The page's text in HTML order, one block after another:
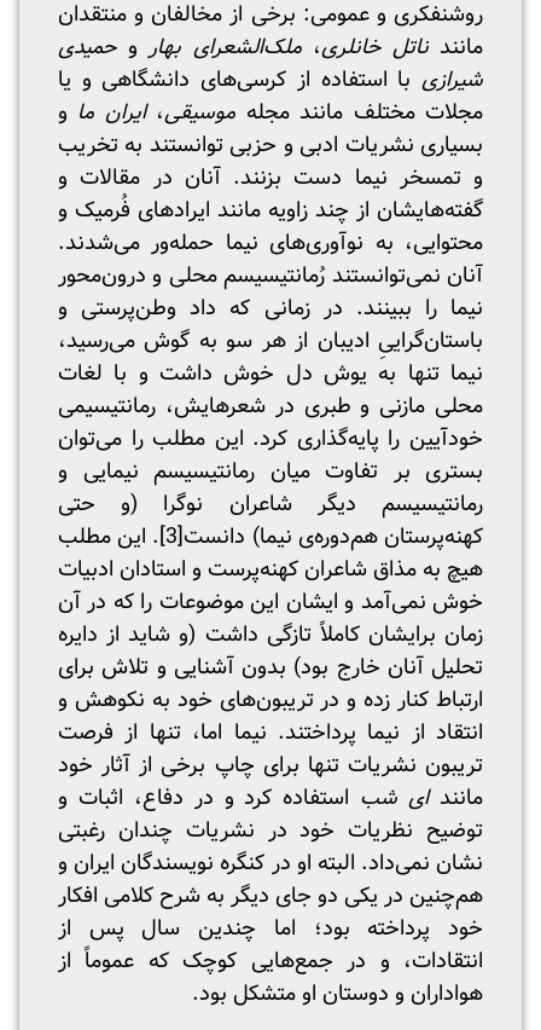
روشنفکری و عمومی: برخی از مخالفان و منتقدان
مانندناتل خانلری،ملک‌الشعرای بهاروحمیدی
شیرازی با استفاده از کرسی‌های دانشگاهی و یا
مجلات مختلف مانند مجله موسیقی، ایران ما و
بسیاری نشریات ادبی و حزبی توانستند به تخریب
و تمسخر نیما دست بزنند. آنان در مقالات و
گفته‌هایشان از چند زاویه مانند ایرادهای فُرمیک و
محتوایی، به نوآوری‌های نیما حمله‌ور می‌شدند.
آنان نمی‌توانستند رُمانتیسیسم محلی و درون‌محور
نیما را ببینند. در زمانی که داد وطن‌پرستی و
باستان‌گراییِ ادیبان از هر سو به گوش می‌رسید،
نیما تنها به یوش دل ‌خوش داشت و با لغات
محلی مازنی و طبری در شعرهایش، رمانتیسیمی
خودآیین را پایه‌گذاری کرد. این مطلب را می‌توان
بستری بر تفاوت میان رمانتیسیسم نیمایی و
رمانتیسیسم دیگر شاعران نوگرا (و حتی
کهنه‌پرستان هم‌دوره‌ی نیما) دانست[3]
. این مطلب
هیچ به مذاق شاعران کهنه‌پرست و استادان ادبیات
خوش نمی‌آمد و ایشان این موضوعات را که در آن
زمان برایشان کاملاً تازگی داشت (و شاید از دایره
تحلیل آنان خارج بود) بدون آشنایی و تلاش برای
ارتباط کنار زده و در تریبون‌های خود به نکوهش و
انتقاد از نیما پرداختند. نیما اما، تنها از فرصت
تریبون نشریات تنها برای چاپ برخی از آثار خود
مانندای شب استفاده کرد و در دفاع، اثبات و
توضیح نظریات خود در نشریات چندان رغبتی
نشان نمی‌داد. البته او در کنگره نویسندگان ایران و
هم‌چنین در یکی دو جای دیگر به شرح کلامی افکار
خود پرداخته بود؛ اما چندین سال پس از
انتقادات، و در جمع‌هایی کوچک که عموماً از
هواداران و دوستان او متشکل بود.